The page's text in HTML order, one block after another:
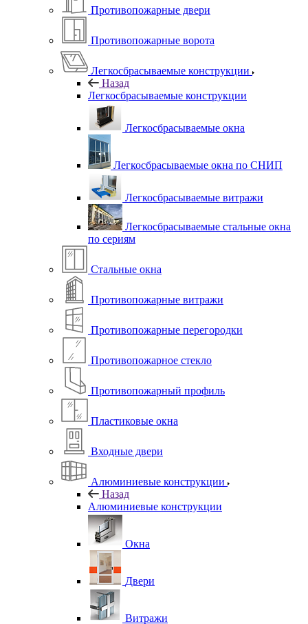
Противопожарные двери
Противопожарные ворота
Легкосбрасываемые конструкции
Назад
Легкосбрасываемые конструкции
Легкосбрасываемые окна
Легкосбрасываемые окна по СНИП
Легкосбрасываемые витражи
Легкосбрасываемые стальные окна
по сериям
Стальные окна
Противопожарные витражи
Противопожарные перегородки
Противопожарное стекло
Противопожарный профиль
Пластиковые окна
Входные двери
Алюминиевые конструкции
Назад
Алюминиевые конструкции
Окна
Двери
Витражи